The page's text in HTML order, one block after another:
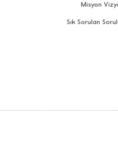
Misyon
Sık Sorulan